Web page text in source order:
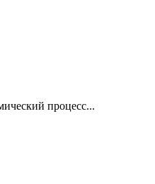
процесс...